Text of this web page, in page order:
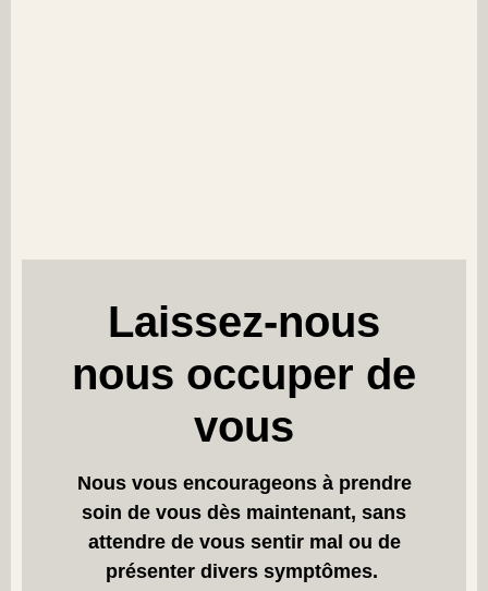
Laissez-nous
nous occuper de
vous
Nous vous encourageons à prendre
soin de vous dès maintenant, sans
attendre de vous sentir mal ou de
présenter divers symptômes.